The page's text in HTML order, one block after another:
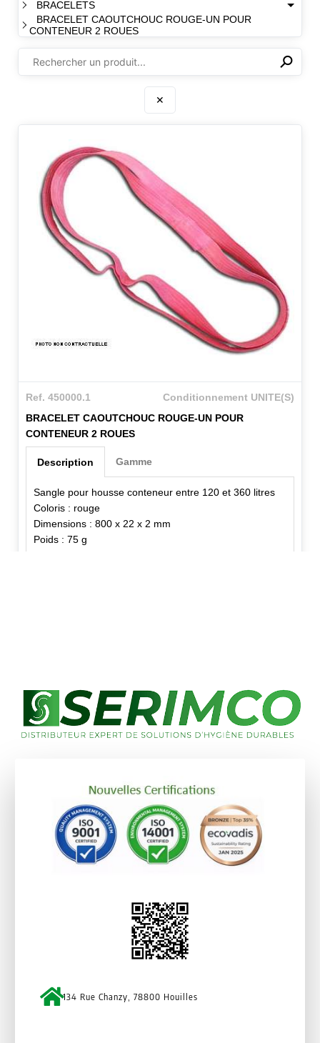
BRACELETS
BRACELET CAOUTCHOUC ROUGE-UN POUR
CONTENEUR 2 ROUES
⚲
✕
Ref. 450000.1
Conditionnement UNITE(S)
BRACELET CAOUTCHOUC ROUGE-UN POUR
CONTENEUR 2 ROUES
Description
Sangle pour housse conteneur entre 120 et 360 litres
Coloris : rouge
Dimensions : 800 x 22 x 2 mm
Poids : 75 g
Gamme
134 Rue Chanzy, 78800 Houilles